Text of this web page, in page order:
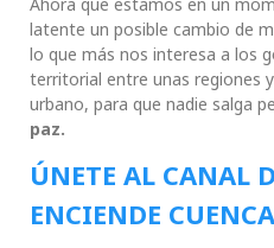
latente un posible cambio de
lo que más nos interesa a los
territorial entre unas regiones
urbano, para que nadie salga
paz.
ÚNETE AL CANAL
ENCIENDE CUENCA